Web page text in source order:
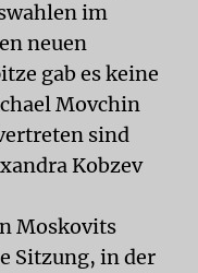
im
neuen
gab es keine
Movchin
sind
Kobzev
Moskovits
Sitzung, in der